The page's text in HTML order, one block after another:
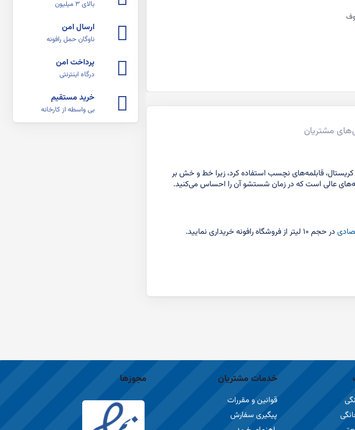
قابلمه‌های نچسب استفاده کرد، زیرا خط و خش بر
عالی است که در زمان شستشو آن را احساس می‌کنید.
در حجم ۱۰ لیتر از فروشگاه رافونه خریداری نمایید.
مشتریان
بالای ۳ میلیون
ارسال امن
ناوگان حمل رافونه
پرداخت امن
درگاه اینترنتی
خرید مستقیم
بی واسطه از کارخانه
خدمات مشتریان
قوانین و مقررات
پیگیری سفارش
مجوزها